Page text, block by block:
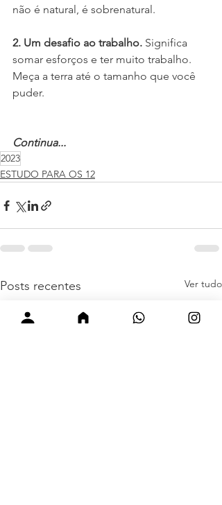
não é natural, é sobrenatural.
2. Um desafio ao trabalho. Significa
somar esforços e ter muito trabalho.
Meça a terra até o tamanho que você
puder.
Continua...
2023
ESTUDO PARA OS 12
Posts recentes Ver tudo